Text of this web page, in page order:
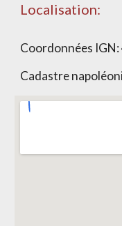
Localisation:
Coordonnées
Cadastre